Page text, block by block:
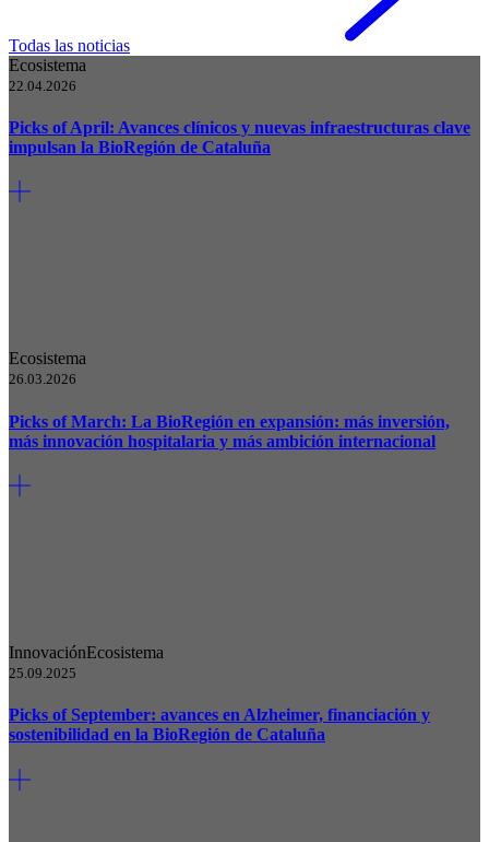
Todas las noticias
Ecosistema
22.04.2026
Picks of April: Avances clínicos y nuevas infraestructuras clave
impulsan la BioRegión de Cataluña
Ecosistema
26.03.2026
Picks of March: La BioRegión en expansión: más inversión,
más innovación hospitalaria y más ambición internacional
InnovaciónEcosistema
25.09.2025
Picks of September: avances en Alzheimer, financiación y
sostenibilidad en la BioRegión de Cataluña